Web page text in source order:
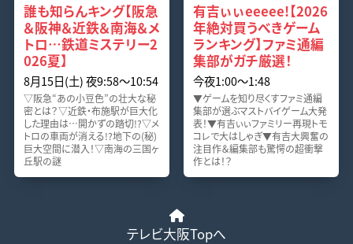
誰も知らんキング【阪急
＆阪神＆近鉄＆南海＆メ
トロ…鉄道ミステリー2
026夏】
8月15日(土) 夜9:58〜10:54
▽阪急“あの小豆色”の壮大な秘
密とは？▽近鉄・布施駅が巨大化
した理由は…開かずの踏切!?▽メ
トロの車両が消える!?地下の(秘)
巨大空間に潜入！▽南海の三国ヶ
丘駅の謎
有吉ぃぃeeeee!【2026
年絶対買うべきゲーム
ランキング】ファミ通編
集部がガチ厳選！
今夜1:00〜1:48
▼ゲームを知り尽くすファミ通編
集部が選ぶマストバイゲーム大発
表！▼有吉ぃぃファミリー再現トモ
コレで大はしゃぎ▼有吉大興奮の
注目作＆編集部も驚愕の超衝撃
作とは！？
テレビ大阪Topへ